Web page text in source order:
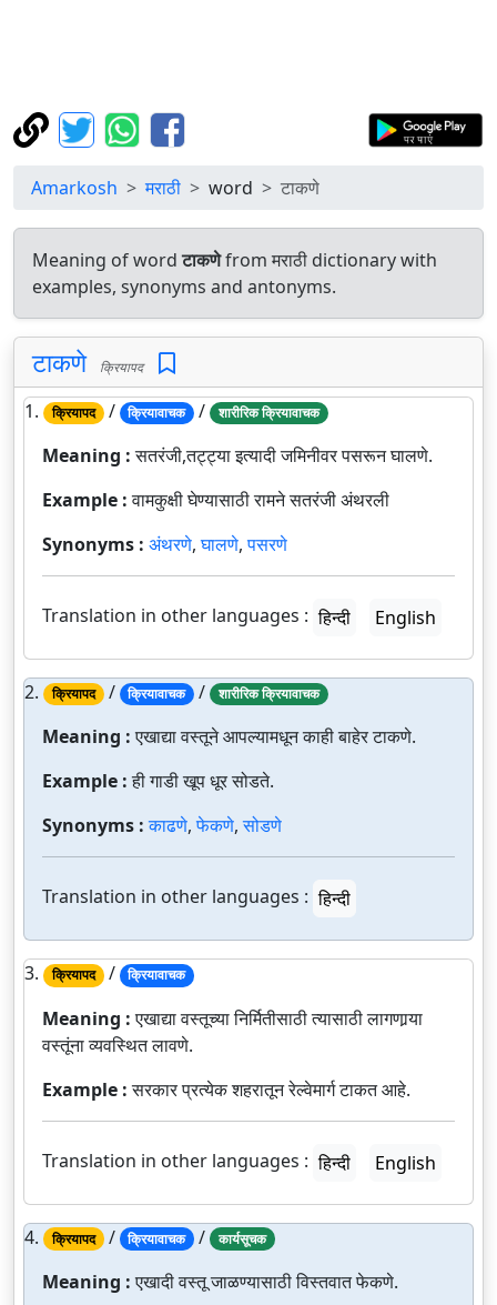
Amarkosh मराठी word टाकणे
Meaning of wordटाकणेfrom मराठी dictionary with
examples, synonyms and antonyms.
टाकणे क्रियापद
1. क्रियापद / क्रियावाचक / शारीरिक क्रियावाचक
Meaning :सतरंजी,तट्ट्या इत्यादी जमिनीवर पसरून घालणे.
Example :वामकुक्षी घेण्यासाठी रामने सतरंजी अंथरली
Synonyms : अंथरणे,घालणे,पसरणे
Translation in other languages : हिन्दी English
2. क्रियापद / क्रियावाचक / शारीरिक क्रियावाचक
Meaning :एखाद्या वस्तूने आपल्यामधून काही बाहेर टाकणे.
Example :ही गाडी खूप धूर सोडते.
Synonyms :काढणे,फेकणे,सोडणे
Translation in other languages : हिन्दी
3. क्रियापद / क्रियावाचक
Meaning :एखाद्या वस्तूच्या निर्मितीसाठी त्यासाठी लागणार्‍या
वस्तूंना व्यवस्थित लावणे.
Example :सरकार प्रत्येक शहरातून रेल्वेमार्ग टाकत आहे.
Translation in other languages : हिन्दी English
4. क्रियापद / क्रियावाचक / कार्यसूचक
Meaning :एखादी वस्तू जाळण्यासाठी विस्तवात फेकणे.